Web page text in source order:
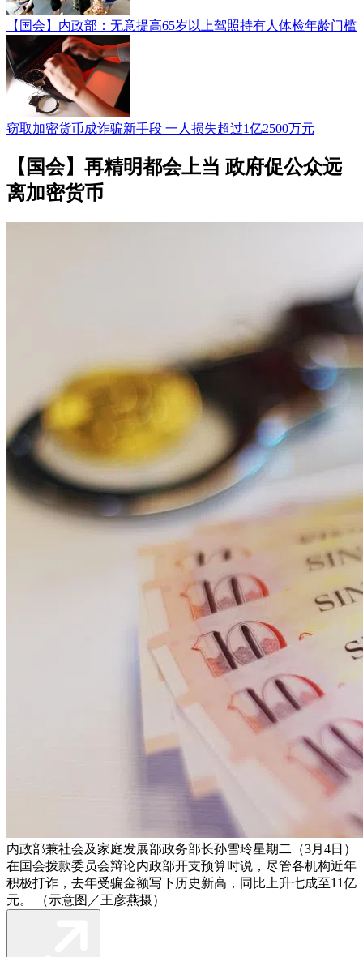
【国会】内政部：无意提高65岁以上驾照持有人体检年龄门槛
窃取加密货币成诈骗新手段 一人损失超过1亿2500万元
【国会】再精明都会上当 政府促公众远
离加密货币
内政部兼社会及家庭发展部政务部长孙雪玲星期二（3月4日）
在国会拨款委员会辩论内政部开支预算时说，尽管各机构近年
积极打诈，去年受骗金额写下历史新高，同比上升七成至11亿
元。 （示意图／王彦燕摄）